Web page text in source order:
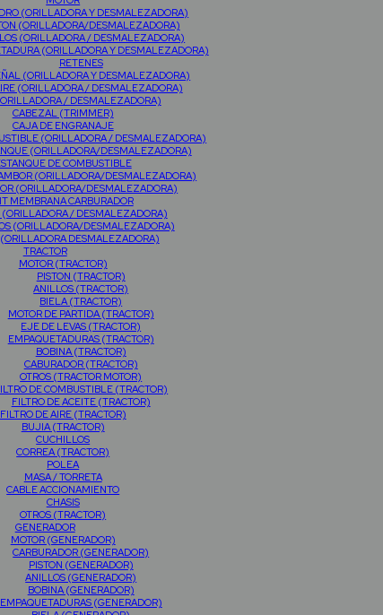
(ORILLADORA Y DESMALEZADORA)
(ORILLADORA/DESMALEZADORA)
(ORILLADORA / DESMALEZADORA)
(ORILLADORA Y DESMALEZADORA)
RETENES
(ORILLADORA Y DESMALEZADORA)
(ORILLADORA / DESMALEZADORA)
/ DESMALEZADORA)
CABEZAL (TRIMMER)
CAJA DE ENGRANAJE
(ORILLADORA / DESMALEZADORA)
(ORILLADORA/DESMALEZADORA)
DE COMBUSTIBLE
(ORILLADORA/DESMALEZADORA)
(ORILLADORA/DESMALEZADORA)
MEMBRANA CARBURADOR
(ORILLADORA / DESMALEZADORA)
(ORILLADORA/DESMALEZADORA)
(ORILLADORA DESMALEZADORA)
TRACTOR
MOTOR (TRACTOR)
PISTON (TRACTOR)
ANILLOS (TRACTOR)
BIELA (TRACTOR)
MOTOR DE PARTIDA (TRACTOR)
EJE DE LEVAS (TRACTOR)
EMPAQUETADURAS (TRACTOR)
BOBINA (TRACTOR)
CABURADOR (TRACTOR)
OTROS (TRACTOR MOTOR)
DE COMBUSTIBLE (TRACTOR)
FILTRO DE ACEITE (TRACTOR)
FILTRO DE AIRE (TRACTOR)
BUJIA (TRACTOR)
CUCHILLOS
CORREA (TRACTOR)
POLEA
MASA / TORRETA
CABLE ACCIONAMIENTO
CHASIS
OTROS (TRACTOR)
GENERADOR
MOTOR (GENERADOR)
CARBURADOR (GENERADOR)
PISTON (GENERADOR)
ANILLOS (GENERADOR)
BOBINA (GENERADOR)
EMPAQUETADURAS (GENERADOR)